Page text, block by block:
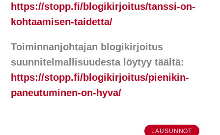
https://stopp.fi/blogikirjoitus/tanssi-on-
kohtaamisen-taidetta/
Toiminnanjohtajan blogikirjoitus
suunnitelmallisuudesta löytyy täältä:
https://stopp.fi/blogikirjoitus/pienikin-
paneutuminen-on-hyva/
LAUSUNNOT